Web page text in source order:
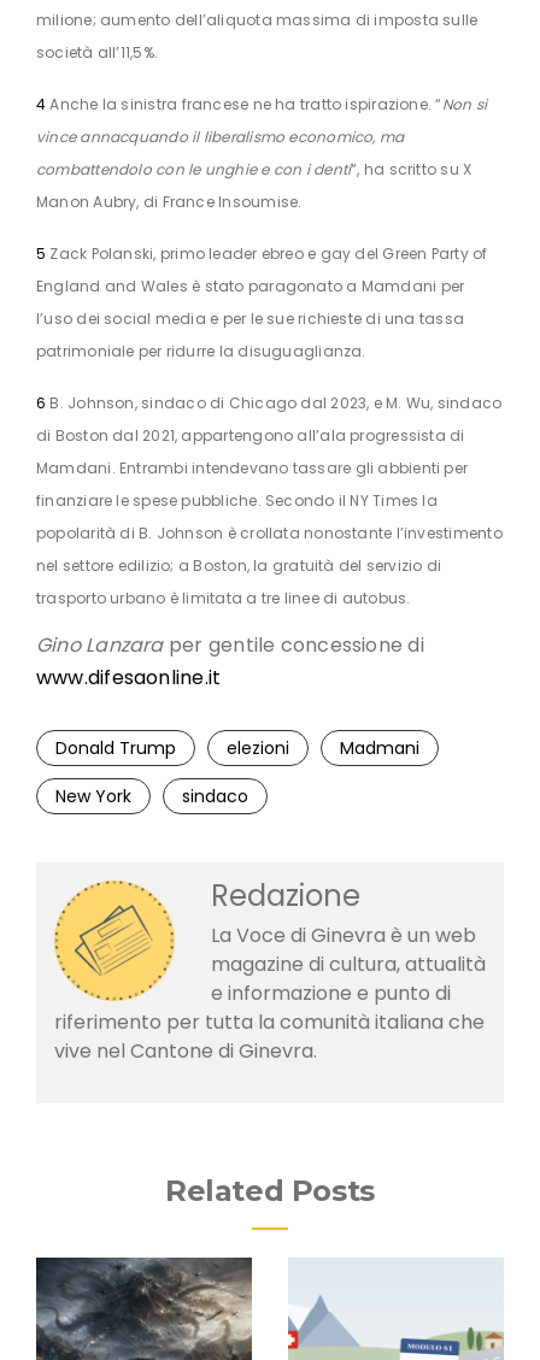
milione; aumento dell’aliquota massima di imposta sulle
società all’11,5%.
4Anche la sinistra francese ne ha tratto ispirazione. “Non si
vince annacquando il liberalismo economico, ma
combattendolo con le unghie e con i denti“, ha scritto su X
Manon Aubry, di France Insoumise.
5 Zack Polanski, primo leader ebreo e gay del Green Party of
England and Wales è stato paragonato a Mamdani per
l’uso dei social media e per le sue richieste di una tassa
patrimoniale per ridurre la disuguaglianza.
6 B. Johnson, sindaco di Chicago dal 2023, e M. Wu, sindaco
di Boston dal 2021, appartengono all’ala progressista di
Mamdani. Entrambi intendevano tassare gli abbienti per
finanziare le spese pubbliche. Secondo il NY Times la
popolarità di B. Johnson è crollata nonostante l’investimento
nel settore edilizio; a Boston, la gratuità del servizio di
trasporto urbano è limitata a tre linee di autobus.
Gino Lanzaraper gentile concessione di
www.difesaonline.it
Donald Trump elezioni
Madmani
New York
sindaco
Redazione
La Voce di Ginevra è un web
magazine di cultura, attualità
e informazione e punto di
riferimento per tutta la comunità italiana che
vive nel Cantone di Ginevra.
Related Posts